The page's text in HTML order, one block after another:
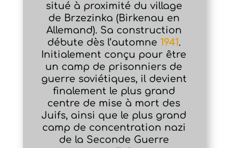
situé à proximité du village
de Brzezinka (Birkenau en
Allemand). Sa construction
débute dès l’automne 1941.
Initialement conçu pour être
un camp de prisonniers de
guerre soviétiques, il devient
finalement le plus grand
centre de mise à mort des
Juifs, ainsi que le plus grand
camp de concentration nazi
de la Seconde Guerre